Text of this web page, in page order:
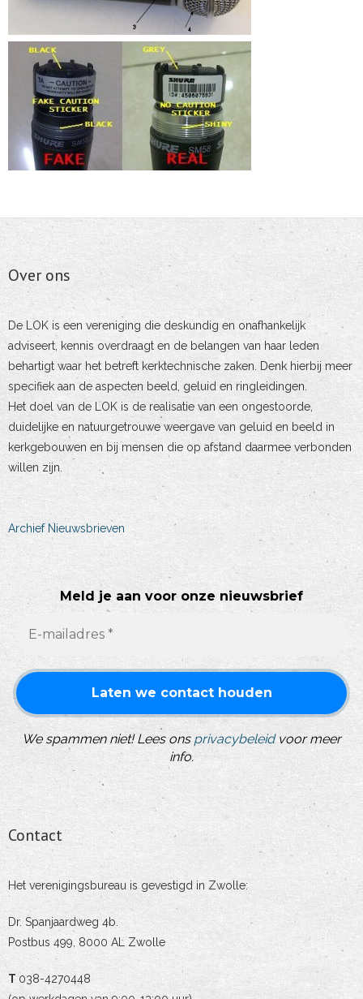
Over ons
De LOK is een vereniging die deskundig en onafhankelijk
adviseert, kennis overdraagt en de belangen van haar leden
behartigt waar het betreft kerktechnische zaken. Denk hierbij meer
specifiek aan de aspecten beeld, geluid en ringleidingen.
Het doel van de LOK is de realisatie van een ongestoorde,
duidelijke en natuurgetrouwe weergave van geluid en beeld in
kerkgebouwen en bij mensen die op afstand daarmee verbonden
willen zijn.
Archief Nieuwsbrieven
Meld je aan voor onze nieuwsbrief
We spammen niet! Lees ons privacybeleidvoor meer
info.
Contact
Het verenigingsbureau is gevestigd in Zwolle:
Dr. Spanjaardweg 4b.
Postbus 499, 8000 AL Zwolle
T 038-4270448